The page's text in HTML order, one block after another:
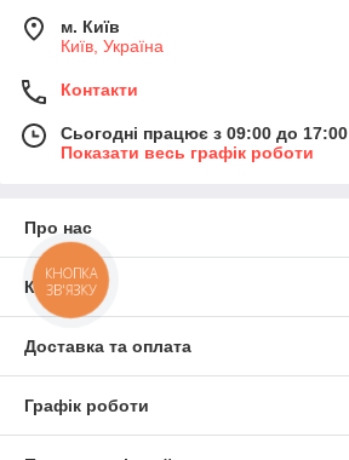
м. Київ
Київ, Україна
Контакти
Сьогодні працює з 09:00 до 17:00
Показати весь графік роботи
Про нас
Контакти
Доставка та оплата
Графік роботи
КНОПКА
ЗВ'ЯЗКУ